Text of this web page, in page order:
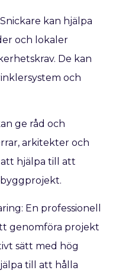
kan hjälpa
och lokaler
De kan
och
ge råd och
arkitekter och
hjälpa till att
En professionell
genomföra projekt
sätt med hög
till att hålla